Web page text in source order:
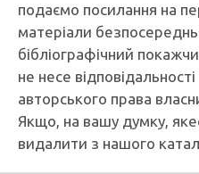
подаємо посилання на
матеріали
бібліографічний
не несе
авторського права
Якщо, на вашу думку,
видалити з нашого